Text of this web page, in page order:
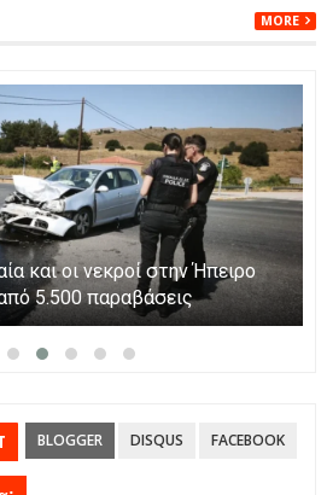
MORE
και οι νεκροί στην Ήπειρο
5.500 παραβάσεις
BLOGGER DISQUS FACEBOOK